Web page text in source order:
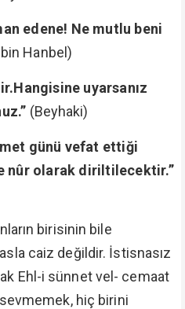
edene! Ne mutlu beni
Hanbel)
uyarsanız
(Beyhaki)
günü vefat ettiği
nûr olarak diriltilecektir.”
birisinin bile
caiz değildir. İstisnasız
Ehl-i sünnet vel- cemaat
hiç birini